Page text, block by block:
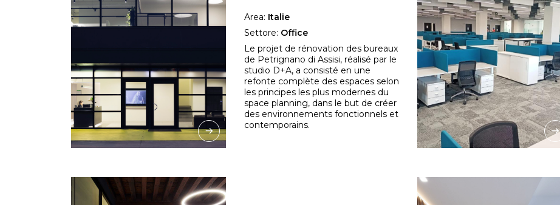
Area: Italie
Settore: Office
Le projet de rénovation des bureaux
de Petrignano di Assisi, réalisé par le
studio D+A, a consisté en une
refonte complète des espaces selon
les principes les plus modernes du
space planning, dans le but de créer
des environnements fonctionnels et
contemporains.